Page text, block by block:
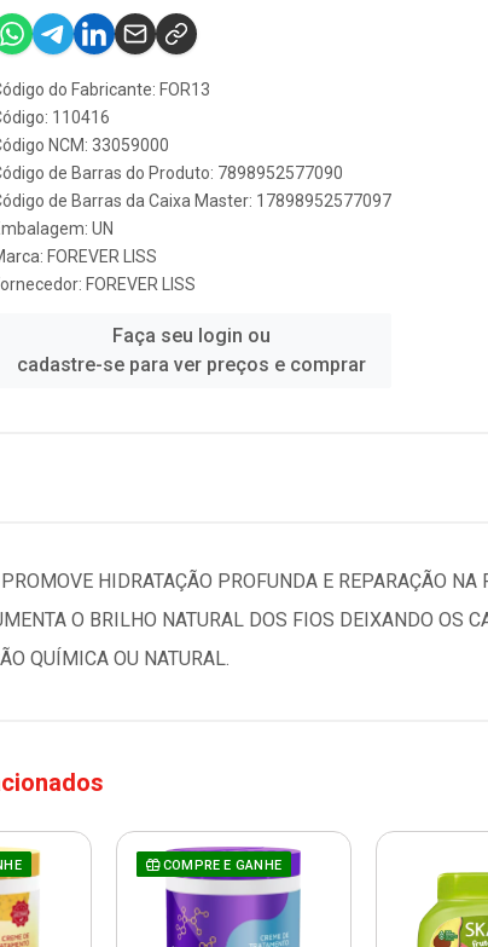
do Fabricante: FOR13
110416
NCM: 33059000
de Barras do Produto: 7898952577090
de Barras da Caixa Master: 17898952577097
UN
FOREVER LISS
FOREVER LISS
Faça seu login ou
cadastre-se para ver preços e comprar
HIDRATAÇÃO PROFUNDA E REPARAÇÃO NA
O BRILHO NATURAL DOS FIOS DEIXANDO OS
QUÍMICA OU NATURAL.
COMPRE E GANHE